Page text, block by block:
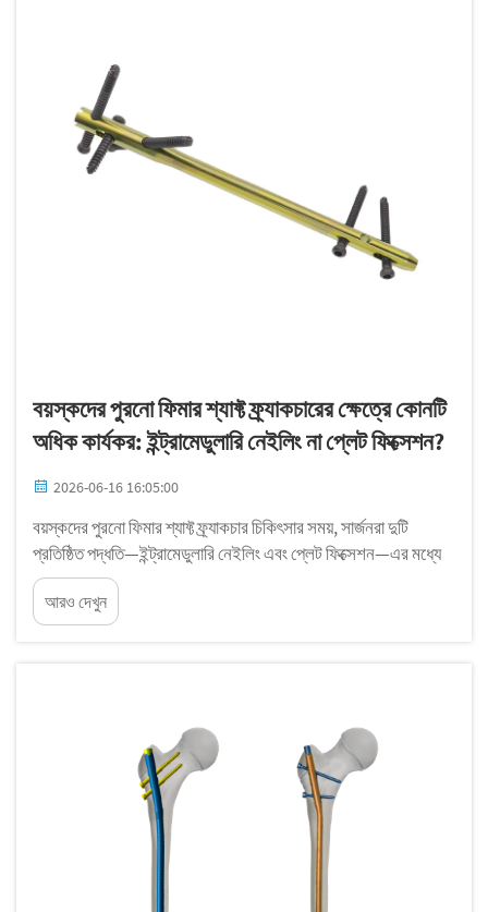
বয়স্কদের পুরনো ফিমার শ্যাফ্ট ফ্র্যাকচারের ক্ষেত্রে কোনটি
অধিক কার্যকর: ইন্ট্রামেডুলারি নেইলিং না প্লেট ফিক্সেশন?
2026-06-16 16:05:00
বয়স্কদের পুরনো ফিমার শ্যাফ্ট ফ্র্যাকচার চিকিৎসার সময়, সার্জনরা দুটি
প্রতিষ্ঠিত পদ্ধতি—ইন্ট্রামেডুলারি নেইলিং এবং প্লেট ফিক্সেশন—এর মধ্যে
একটি গুরুত্বপূর্ণ সিদ্ধান্ত নিতে বাধ্য হন। উভয় পদ্ধতির লক্ষ্য ফিমারের
সঠিক অবস্থান ও স্থিতিশীলতা পুনরুদ্ধার করা, কিন্তু তাদের ক্লিনিক্যাল
ফলাফল...
আরও দেখুন